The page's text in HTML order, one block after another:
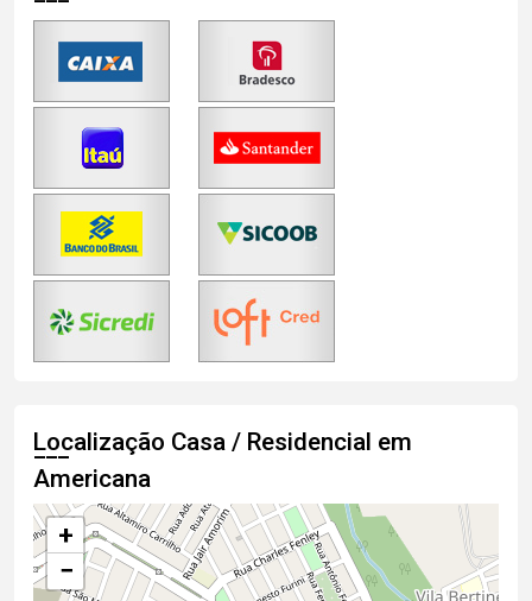
Localização Casa / Residencial em
Americana
+
−